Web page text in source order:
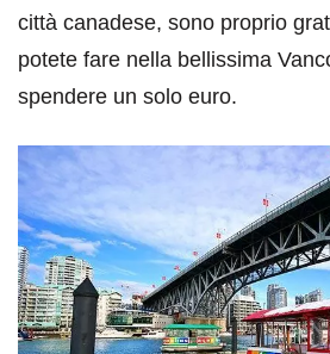
città canadese, sono proprio
potete fare nella bellissima
spendere un solo euro.